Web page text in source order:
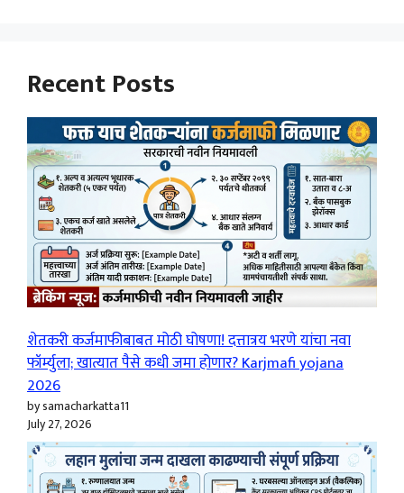
Recent Posts
शेतकरी कर्जमाफीबाबत मोठी घोषणा! दत्तात्रय भरणे यांचा नवा
फॉर्म्युला; खात्यात पैसे कधी जमा होणार? Karjmafi yojana
2026
by samacharkatta11
July 27, 2026